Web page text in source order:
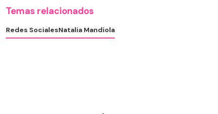
Temas relacionados
Redes SocialesNatalia Mandiola